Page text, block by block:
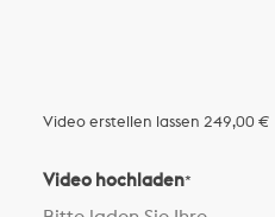
Video erstellen lassen 249,00 €
Video hochladen*